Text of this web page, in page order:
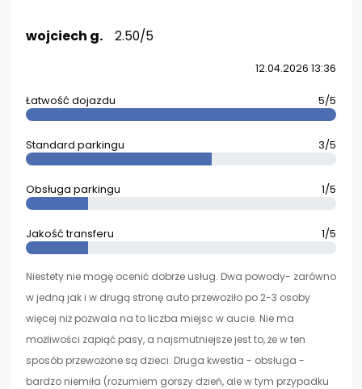
wojciech g. 2.50/5
12.04.2026 13:36
Łatwość dojazdu 5/5
Standard parkingu 3/5
Obsługa parkingu 1/5
Jakość transferu 1/5
Niestety nie mogę ocenić dobrze usług. Dwa powody- zarówno
w jedną jak i w drugą stronę auto przewoziło po 2-3 osoby
więcej niż pozwala na to liczba miejsc w aucie. Nie ma
możliwości zapiąć pasy, a najsmutniejsze jest to, że w ten
sposób przewożone są dzieci. Druga kwestia - obsługa -
bardzo niemiła (rozumiem gorszy dzień, ale w tym przypadku